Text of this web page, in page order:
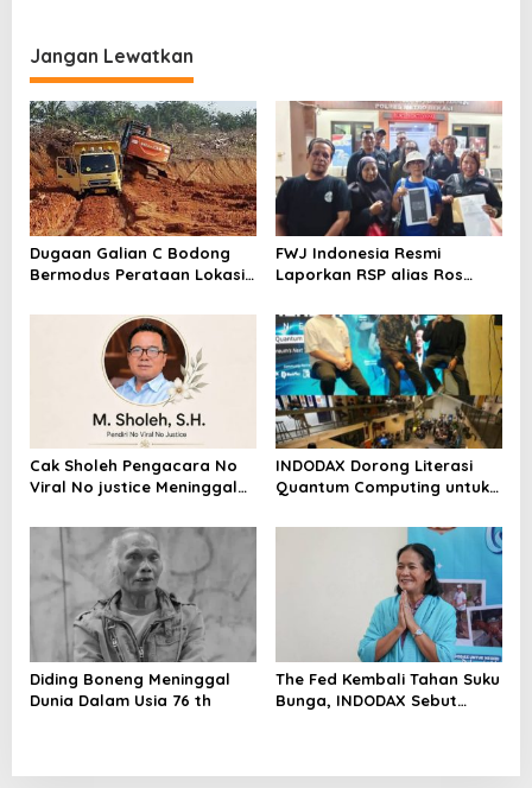
Jangan Lewatkan
Dugaan Galian C Bodong
Bermodus Perataan Lokasi
Riau Akan Tinjauan Lokasi
FWJ Indonesia Resmi
Laporkan RSP alias Ros
Cak Sholeh Pengacara No
Viral No justice Meninggal
INDODAX Dorong Literasi
Quantum Computing untuk
Blockchain
Diding Boneng Meninggal
Dunia Dalam Usia 76 th
The Fed Kembali Tahan Suku
Bunga, INDODAX Sebut